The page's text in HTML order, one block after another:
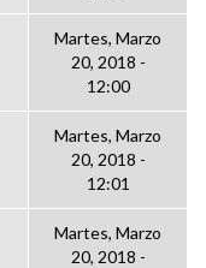
Martes, Marzo
20, 2018 -
12:00
Martes, Marzo
20, 2018 -
12:01
Martes, Marzo
20, 2018 -